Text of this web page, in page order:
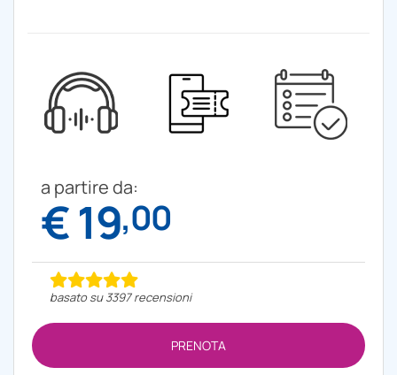
a partire da:
€ 19,00
basato su 3397 recensioni
PRENOTA